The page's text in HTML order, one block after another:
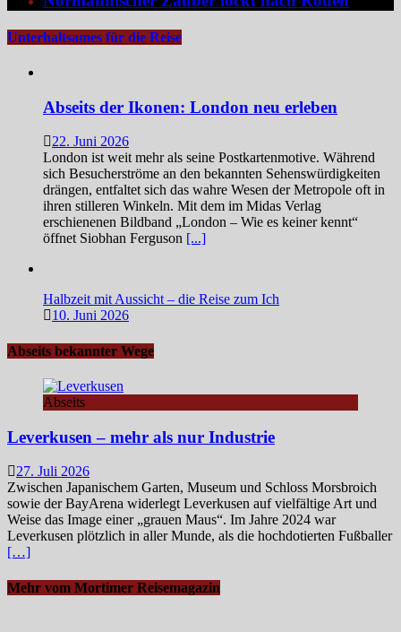
Unterhaltsames für die Reise
Abseits der Ikonen: London neu erleben
22. Juni 2026
London ist weit mehr als seine Postkartenmotive. Während
sich Besucherströme an den bekannten Sehenswürdigkeiten
drängen, entfaltet sich das wahre Wesen der Metropole oft in
ihren stilleren Winkeln. Mit dem im Midas Verlag
erschienenen Bildband „London – Wie es keiner kennt“
öffnet Siobhan Ferguson [...]
Halbzeit mit Aussicht – die Reise zum Ich
10. Juni 2026
Abseits bekannter Wege
Abseits
Leverkusen – mehr als nur Industrie
27. Juli 2026
Zwischen Japanischem Garten, Museum und Schloss Morsbroich
sowie der BayArena widerlegt Leverkusen auf vielfältige Art und
Weise das Image einer „grauen Maus“. Im Jahre 2024 war
Leverkusen plötzlich in aller Munde, als die hochdotierten Fußballer
[…]
Mehr vom Mortimer Reisemagazin